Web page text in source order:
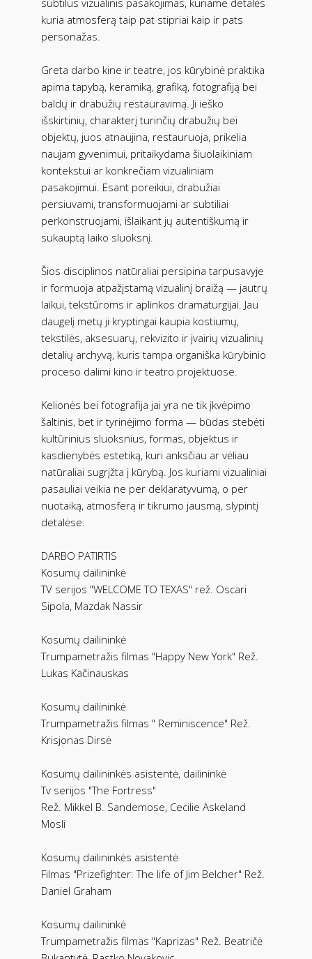
subtilus vizualinis pasakojimas, kuriame detalės
kuria atmosferą taip pat stipriai kaip ir pats
personažas.
Greta darbo kine ir teatre, jos kūrybinė praktika
apima tapybą, keramiką, grafiką, fotografiją bei
baldų ir drabužių restauravimą. Ji ieško
išskirtinių, charakterį turinčių drabužių bei
objektų, juos atnaujina, restauruoja, prikelia
naujam gyvenimui, pritaikydama šiuolaikiniam
kontekstui ar konkrečiam vizualiniam
pasakojimui. Esant poreikiui, drabužiai
persiuvami, transformuojami ar subtiliai
perkonstruojami, išlaikant jų autentiškumą ir
sukauptą laiko sluoksnį.
Šios disciplinos natūraliai persipina tarpusavyje
ir formuoja atpažįstamą vizualinį braižą — jautrų
laikui, tekstūroms ir aplinkos dramaturgijai. Jau
daugelį metų ji kryptingai kaupia kostiumų,
tekstilės, aksesuarų, rekvizito ir įvairių vizualinių
detalių archyvą, kuris tampa organiška kūrybinio
proceso dalimi kino ir teatro projektuose.
Kelionės bei fotografija jai yra ne tik įkvėpimo
šaltinis, bet ir tyrinėjimo forma — būdas stebėti
kultūrinius sluoksnius, formas, objektus ir
kasdienybės estetiką, kuri anksčiau ar vėliau
natūraliai sugrįžta į kūrybą. Jos kuriami vizualiniai
pasauliai veikia ne per deklaratyvumą, o per
nuotaiką, atmosferą ir tikrumo jausmą, slypintį
detalėse.
DARBO PATIRTIS
Kosumų dailininkė
TV serijos "WELCOME TO TEXAS" rež. Oscari
Sipola, Mazdak Nassir
Kosumų dailininkė
Trumpametražis filmas "Happy New York" Rež.
Lukas Kačinauskas
Kosumų dailininkė
Trumpametražis filmas " Reminiscence" Rež.
Krisjonas Dirsė
Kosumų dailininkės asistentė, dailininkė
Tv serijos "The Fortress"
Rež. Mikkel B. Sandemose, Cecilie Askeland
Mosli
Kosumų dailininkės asistentė
Filmas "Prizefighter: The life of Jim Belcher" Rež.
Daniel Graham
Kosumų dailininkė
Trumpametražis filmas "Kaprizas" Rež. Beatričė